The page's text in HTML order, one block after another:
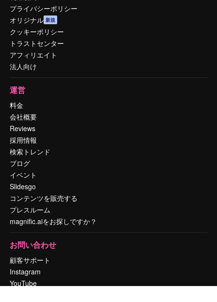
プライバシーポリシー
オリジナル 新規
クッキーポリシー
トラストセンター
アフィリエイト
法人向け
運営
料金
会社概要
Reviews
採用情報
検索トレンド
ブログ
イベント
Slidesgo
コンテンツを販売する
プレスルーム
magnific.aiをお探しですか？
お問い合わせ
顧客サポート
Instagram
YouTube